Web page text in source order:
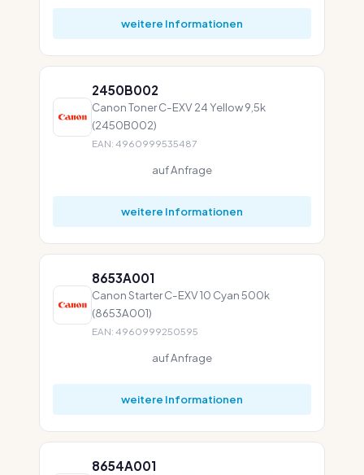
weitere Informationen
2450B002
Canon Toner C-EXV 24 Yellow 9,5k
(2450B002)
EAN: 4960999535487
auf Anfrage
weitere Informationen
8653A001
Canon Starter C-EXV 10 Cyan 500k
(8653A001)
EAN: 4960999250595
auf Anfrage
weitere Informationen
8654A001